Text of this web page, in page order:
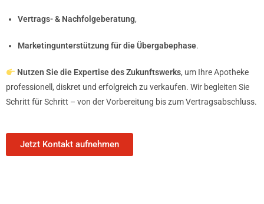
Vertrags- & Nachfolgeberatung,
Marketingunterstützung für die Übergabephase.
Nutzen Sie die Expertise des Zukunftswerks, um Ihre Apotheke
professionell, diskret und erfolgreich zu verkaufen. Wir begleiten Sie
Schritt für Schritt – von der Vorbereitung bis zum Vertragsabschluss.
Jetzt Kontakt aufnehmen